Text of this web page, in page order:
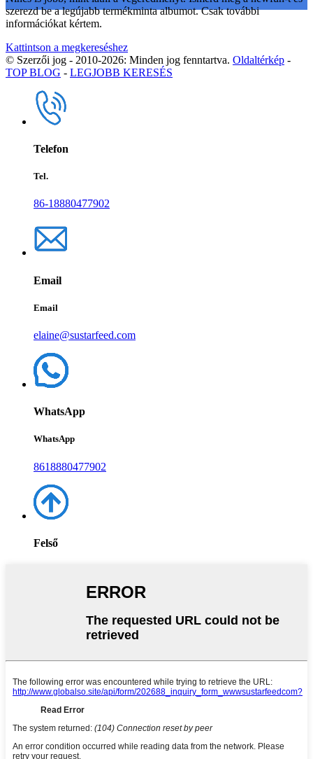
szerezd be a legújabb termékminta albumot. Csak további
információkat kértem.
Kattintson a megkereséshez
© Szerzői jog - 2010-2026: Minden jog fenntartva. Oldaltérkép -
TOP BLOG - LEGJOBB KERESÉS
Telefon
Tel.
86-18880477902
Email
Email
elaine@sustarfeed.com
WhatsApp
WhatsApp
8618880477902
Felső